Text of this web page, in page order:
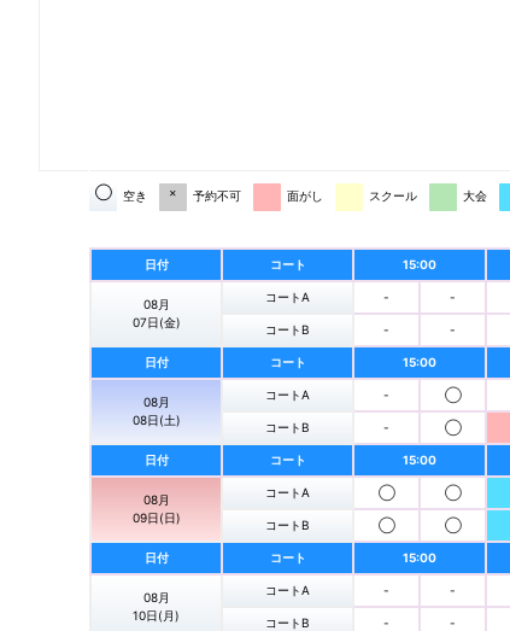
◯ 空き × 予約不可 面がし スクール 大会
日付 コート 15:00
08月
07日(金)
コートA - -
コートB - -
日付 コート 15:00
08月
08日(土)
コートA - ◯
コートB - ◯
日付 コート 15:00
08月
09日(日)
コートA ◯ ◯
コートB ◯ ◯
日付 コート 15:00
08月
10日(月)
コートA - -
コートB - -